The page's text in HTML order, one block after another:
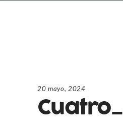
20 mayo, 2024
Cuatro_